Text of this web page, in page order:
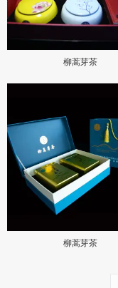
柳蒿芽茶
柳蒿芽茶